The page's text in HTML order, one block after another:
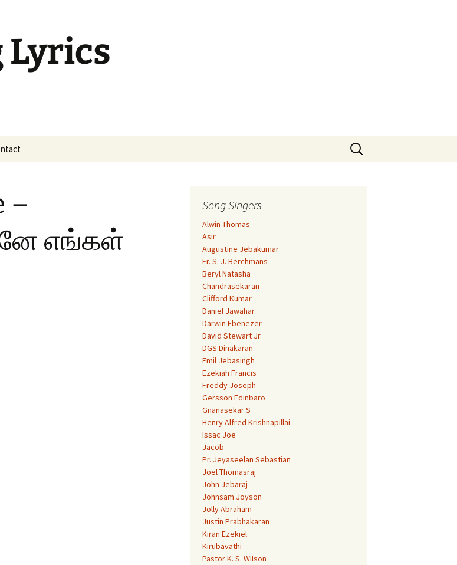
Lyrics
Search
for:
–
எங்கள்
Song Singers
Alwin Thomas
Asir
Augustine Jebakumar
Fr. S. J. Berchmans
Beryl Natasha
Chandrasekaran
Clifford Kumar
Daniel Jawahar
Darwin Ebenezer
David Stewart Jr.
DGS Dinakaran
Emil Jebasingh
Ezekiah Francis
Freddy Joseph
Gersson Edinbaro
Gnanasekar S
Henry Alfred Krishnapillai
Issac Joe
Jacob
Pr. Jeyaseelan Sebastian
Joel Thomasraj
John Jebaraj
Johnsam Joyson
Jolly Abraham
Justin Prabhakaran
Kiran Ezekiel
Kirubavathi
Pastor K. S. Wilson